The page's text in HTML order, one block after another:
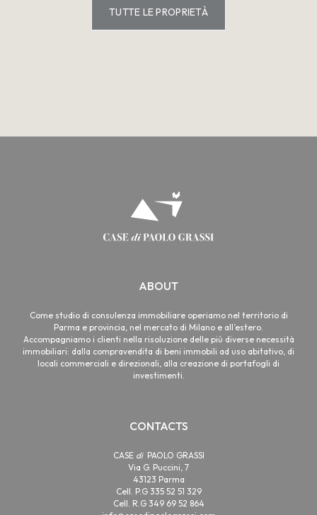
TUTTE LE PROPRIETÀ
ABOUT
Come studio di consulenza immobiliare operiamo nel territorio di
Parma e provincia, nel mercato di Milano e all’estero.
Accompagniamo i clienti nella risoluzione delle più diverse necessità
immobiliari: dalla compravendita di beni immobili ad uso abitativo, di
locali commerciali e direzionali, alla creazione di portafogli di
investimenti.
CONTACTS
CASE diPAOLO GRASSI
Via G. Puccini, 7
43123 Parma
Cell. P.G 335 52 51 329
Cell. R.G 349 69 52 864